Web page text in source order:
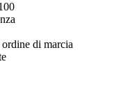
ordine di marcia